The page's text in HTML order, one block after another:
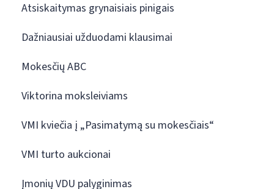
Atsiskaitymas grynaisiais pinigais
Dažniausiai užduodami klausimai
Mokesčių ABC
Viktorina moksleiviams
VMI kviečia į „Pasimatymą su mokesčiais“
VMI turto aukcionai
Įmonių VDU palyginimas